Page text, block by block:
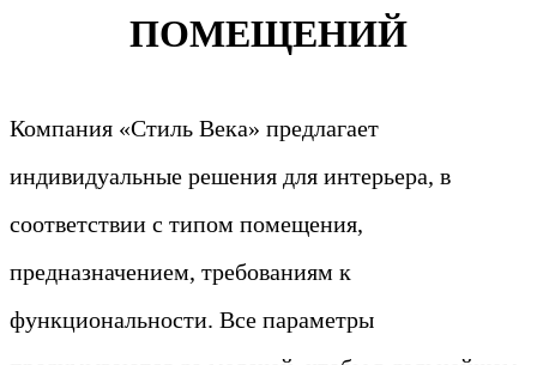
ПОМЕЩЕНИЙ
Компания «Стиль Века» предлагает
индивидуальные решения для интерьера, в
соответствии с типом помещения,
предназначением, требованиям к
функциональности. Все параметры